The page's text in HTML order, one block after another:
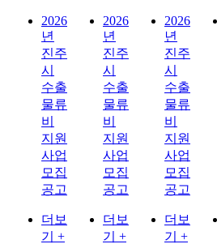
2026
년
진주
시
수출
물류
비
지원
사업
모집
공고
더보
기 +
2026
년
진주
시
수출
물류
비
지원
사업
모집
공고
더보
기 +
2026
년
진주
시
수출
물류
비
지원
사업
모집
공고
더보
기 +